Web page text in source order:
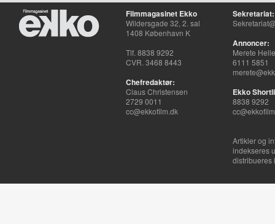
Filmmagasinet Ekko
Wildersgade 32, 2. sal
1408 København K
Tlf. 8838 9292
CVR. 3468 8443
Chefredaktør:
Claus Christensen
2729 0011
cc@ekkofilm.dk
Sekretariat:
Annoncer:
Merete
6111 5851
Ekko
8838 9292
Artikler og
indekseres
distribueres